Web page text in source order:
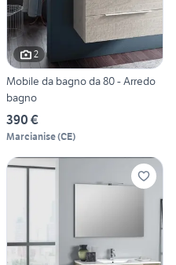
2
Mobile da bagno da 80 - Arredo
bagno
390 €
Marcianise(CE)